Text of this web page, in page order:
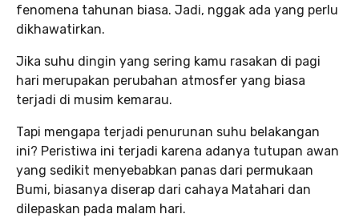
fenomena tahunan biasa. Jadi, nggak ada yang perlu
dikhawatirkan.
Jika suhu dingin yang sering kamu rasakan di pagi
hari merupakan perubahan atmosfer yang biasa
terjadi di musim kemarau.
Tapi mengapa terjadi penurunan suhu belakangan
ini? Peristiwa ini terjadi karena adanya tutupan awan
yang sedikit menyebabkan panas dari permukaan
Bumi, biasanya diserap dari cahaya Matahari dan
dilepaskan pada malam hari.